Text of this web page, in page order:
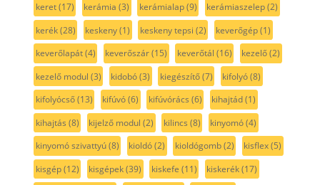
keret(17) kerámia (3) kerámialap(9) kerámiaszelep(2)
kerék(28) keskeny(1) keskeny tepsi (2) keverőgép(1)
keverőlapát(4) keverőszár(15) keverőtál (16) kezelő(2)
kezelő modul (3) kidobó(3) kiegészítő(7) kifolyó(8)
kifolyócső(13) kifúvó(6) kifúvórács (6) kihajtád(1)
kihajtás (8) kijelző modul (2) kilincs (8) kinyomó(4)
kinyomó szivattyú(8) kioldó(2) kioldógomb(2) kisflex(5)
kisgép(12) kisgépek(39) kiskefe (11) kiskerék(17)